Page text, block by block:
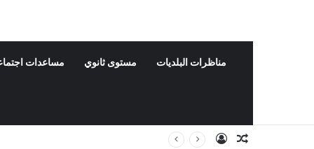
مساعدات مستوى ثانوي مناظرات البلديات
Connexion
Article